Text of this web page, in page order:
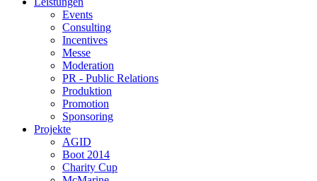
Events
Consulting
Incentives
Messe
Moderation
PR - Public Relations
Produktion
Promotion
Sponsoring
Projekte
AGID
Boot 2014
Charity Cup